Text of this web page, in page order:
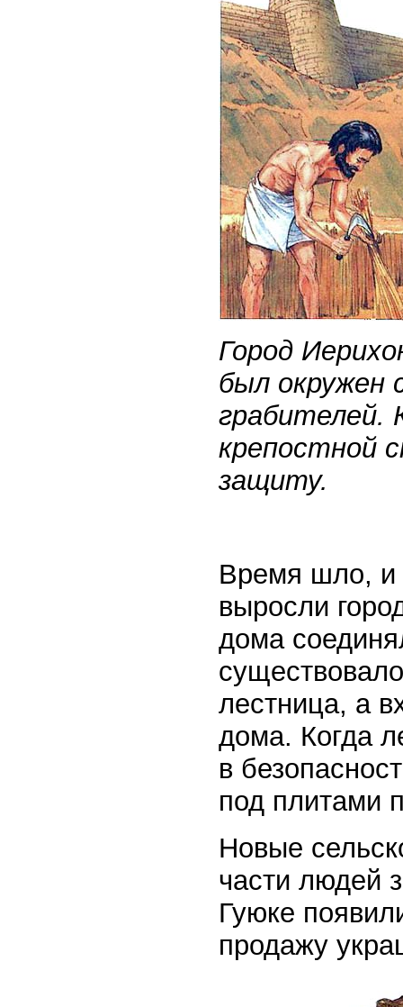
Город
был
грабителей.
крепостной
защиту.
Время шло, и
выросли
дома
лестница, а
дома. Когда
в
под плитами
Новые
части людей
Гуюке
продажу